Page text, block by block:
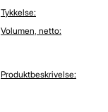
Tykkelse:
Volumen, netto:
Produktbeskrivelse: